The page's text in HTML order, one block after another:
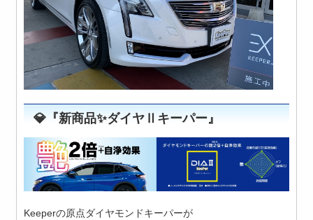
💎『新商品✨️ダイヤⅡキーパー』
Keeperの原点ダイヤモンドキーパーが